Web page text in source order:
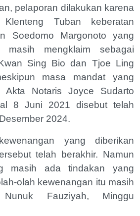
pelaporan dilakukan karena
Tuban keberatan
Soedomo Margonoto yang
mengklaim sebagai
Sing Bio dan Tjoe Ling
masa mandat yang
Akta Notaris Joyce Sudarto
8 Juni 2021 disebut telah
2024.
yang diberikan
telah berakhir. Namun
masih ada tindakan yang
olah kewenangan itu masih
Fauziyah, Minggu